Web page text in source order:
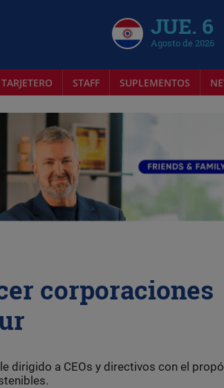
JUE. 6
Agosto de 2026
TARJETERO STAFF SUPLEMENTOS
corporaciones
dirigido a CEOs y directivos con el